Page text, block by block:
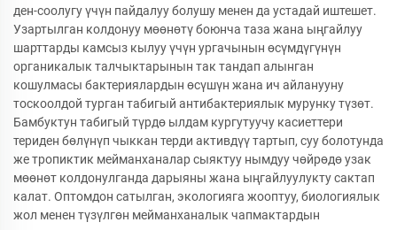
ден-соолугу үчүн пайдалуу болушу менен да устадай иштешет.
Узартылган колдонуу мөөнөтү боюнча таза жана ыңгайлуу
шарттарды камсыз кылуу үчүн ургачынын өсүмдүгүнүн
органикалык талчыктарынын так тандап алынган
кошулмасы бактериялардын өсүшүн жана ич айланууну
тоскоолдой турган табигый антибактериялык мурунку түзөт.
Бамбуктун табигый түрдө ылдам кургутуучу касиеттери
териден бөлүнүп чыккан терди активдүү тартып, суу болотунда
же тропиктик мейманханалар сыяктуу нымдуу чөйрөдө узак
мөөнөт колдонулганда дарыяны жана ыңгайлуулукту сактап
калат. Оптомдон сатылган, экологияга жооптуу, биологиялык
жол менен түзүлгөн мейманханалык чапмактардын